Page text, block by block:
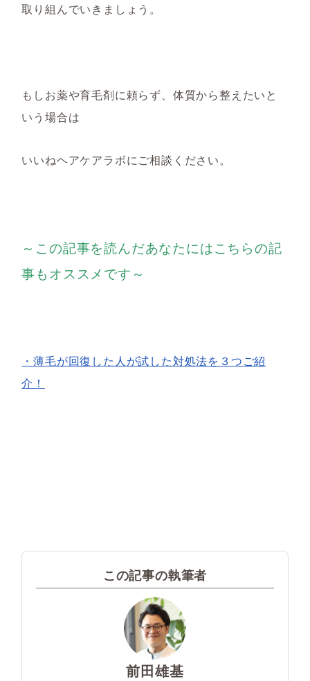
取り組んでいきましょう。
もしお薬や育毛剤に頼らず、体質から整えたいと
いう場合は
いいねヘアケアラボにご相談ください。
～この記事を読んだあなたにはこちらの記
事もオススメです～
・薄毛が回復した人が試した対処法を３つご紹
介！
この記事の執筆者
前田雄基